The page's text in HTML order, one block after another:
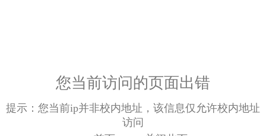
您当前访问的页面出错
提示：您当前ip并非校内地址，该信息仅允许校内地址
访问